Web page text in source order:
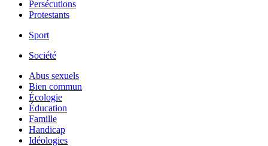
Persécutions
Protestants
Sport
Société
Abus sexuels
Bien commun
Écologie
Éducation
Famille
Handicap
Idéologies